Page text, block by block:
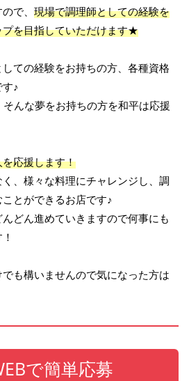
で、 現場で調理師としての経験を
を目指していただけます★
ての経験をお持ちの方、各種資格
♪
そんな夢をお持ちの方を和平は応援
応援します！
、様々な料理にチャレンジし、調
とができるお店です♪
どん進めていきますので何事にも
も構いませんので気になった方は
で簡単応募